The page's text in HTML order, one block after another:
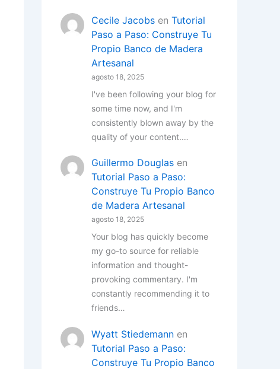
Cecile Jacobs en Tutorial
Paso a Paso: Construye Tu
Propio Banco de Madera
Artesanal
agosto 18, 2025
I've been following your blog for
some time now, and I'm
consistently blown away by the
quality of your content.…
Guillermo Douglas en
Tutorial Paso a Paso:
Construye Tu Propio Banco
de Madera Artesanal
agosto 18, 2025
Your blog has quickly become
my go-to source for reliable
information and thought-
provoking commentary. I'm
constantly recommending it to
friends…
Wyatt Stiedemann en
Tutorial Paso a Paso:
Construye Tu Propio Banco